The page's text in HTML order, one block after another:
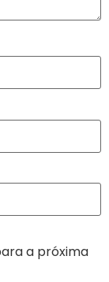
a próxima